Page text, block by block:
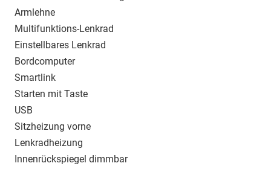
Armlehne
Multifunktions-Lenkrad
Einstellbares Lenkrad
Bordcomputer
Smartlink
Starten mit Taste
USB
Sitzheizung vorne
Lenkradheizung
Innenrückspiegel dimmbar